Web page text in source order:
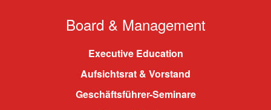
Board & Management
Executive Education
Aufsichtsrat & Vorstand
Geschäftsführer-Seminare